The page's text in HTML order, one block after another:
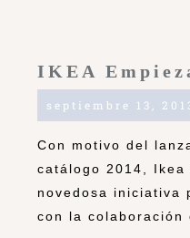
IKEA
septiembre 13,
Con motivo del
catálogo 2014,
novedosa iniciativa
con la colaboración